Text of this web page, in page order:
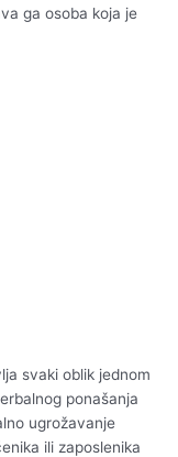
ga osoba koja je
svaki oblik jednom
ponašanja
ugrožavanje
ili zaposlenika